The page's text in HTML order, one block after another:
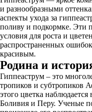
и разнообразными
аспекты ухода за
поливу и подкормке. Эти
условия для роста и
распространенных
красивым.
Родина и
Гиппеаструм – это
тропиков и субтропиков
этого цветка наблюдается
Боливия и Перу. Ученые